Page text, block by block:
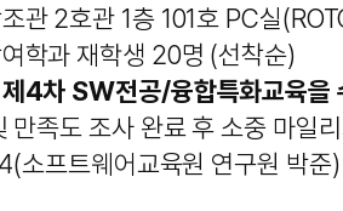
관 2호관 1층 101호 PC실
학과 재학생 20명 (선착순)
4차 SW전공/융합특화교육을
만족도 조사 완료 후 소중 마일
프트웨어교육원 연구원 박준)